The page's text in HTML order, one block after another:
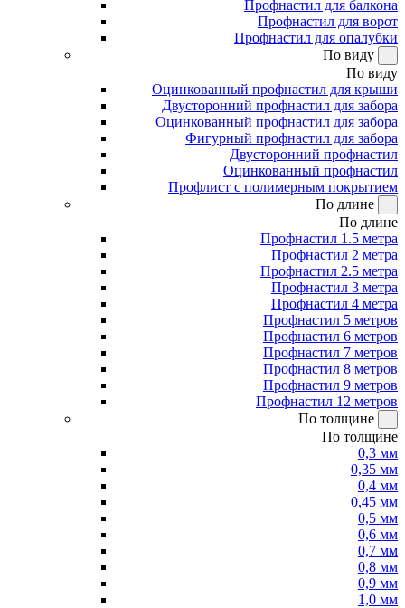
Профнастил для балкона
Профнастил для ворот
Профнастил для опалубки
По виду
По виду
Оцинкованный профнастил для крыши
Двусторонний профнастил для забора
Оцинкованный профнастил для забора
Фигурный профнастил для забора
Двусторонний профнастил
Оцинкованный профнастил
Профлист с полимерным покрытием
По длине
По длине
Профнастил 1.5 метра
Профнастил 2 метра
Профнастил 2.5 метра
Профнастил 3 метра
Профнастил 4 метра
Профнастил 5 метров
Профнастил 6 метров
Профнастил 7 метров
Профнастил 8 метров
Профнастил 9 метров
Профнастил 12 метров
По толщине
По толщине
0,3 мм
0,35 мм
0,4 мм
0,45 мм
0,5 мм
0,6 мм
0,7 мм
0,8 мм
0,9 мм
1,0 мм